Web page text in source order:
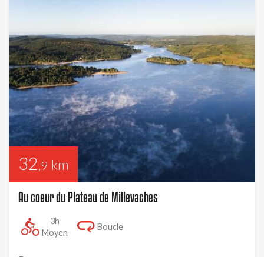
32 ,9 km
Au coeur du Plateau de Millevaches
3h
Moyen
Boucle